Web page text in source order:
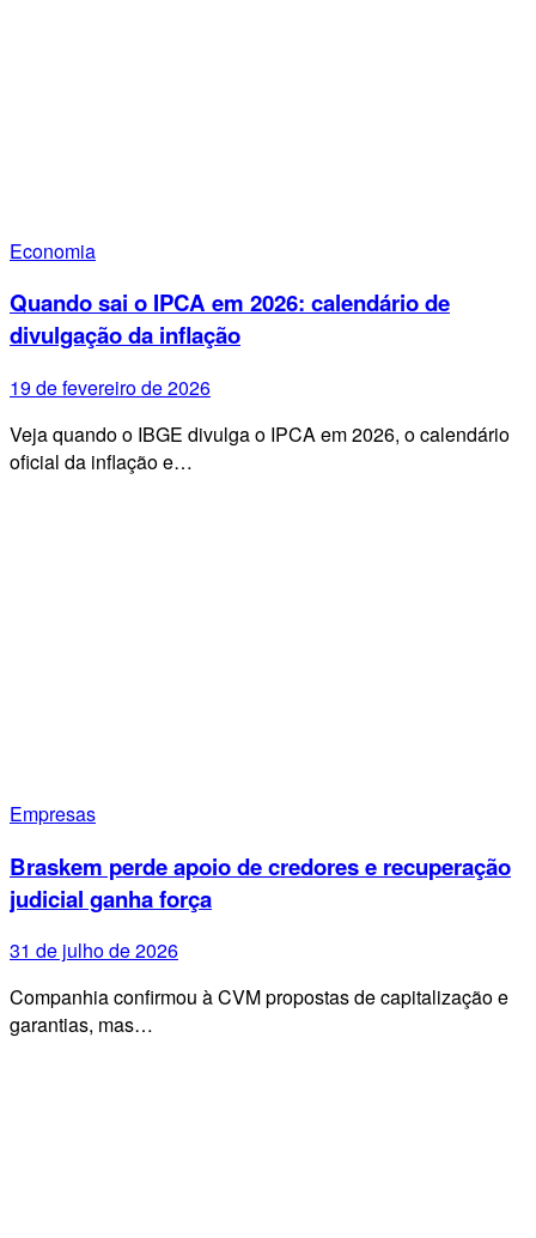
Economia
Quando sai o IPCA em 2026: calendário de
divulgação da inflação
19 de fevereiro de 2026
Veja quando o IBGE divulga o IPCA em 2026, o calendário
oficial da inflação e…
Empresas
Braskem perde apoio de credores e recuperação
judicial ganha força
31 de julho de 2026
Companhia confirmou à CVM propostas de capitalização e
garantias, mas…